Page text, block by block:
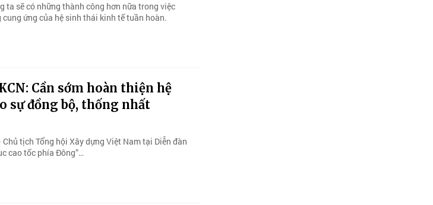
ta sẽ có những thành công hơn nữa trong việc
ứng của hệ sinh thái kinh tế tuần hoàn.
Cần sớm hoàn thiện hệ
sự đồng bộ, thống nhất
tịch Tổng hội Xây dựng Việt Nam tại Diễn đàn
cao tốc phía Đông”…